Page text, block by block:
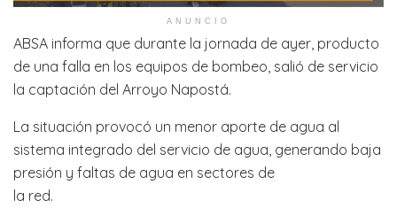
ANUNCIO
ABSA informa que durante la jornada de ayer, producto
de una falla en los equipos de bombeo, salió de servicio
la captación del Arroyo Napostá.
La situación provocó un menor aporte de agua al
sistema integrado del servicio de agua, generando baja
presión y faltas de agua en sectores de
la red.